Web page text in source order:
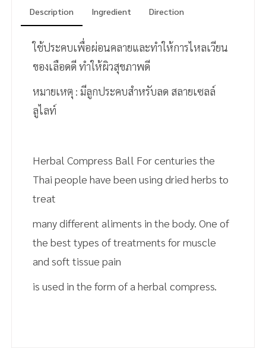
Description Ingredient Direction
ใช้ประคบเพื่อผ่อนคลายและทำให้การไหลเวียน
ของเลือดดี ทำให้ผิวสุขภาพดี
หมายเหตุ : มีลูกประคบสำหรับลด สลายเซลล์
ลูไลท์
Herbal Compress Ball For centuries the
Thai people have been using dried herbs to
treat
many different aliments in the body. One of
the best types of treatments for muscle
and soft tissue pain
is used in the form of a herbal compress.